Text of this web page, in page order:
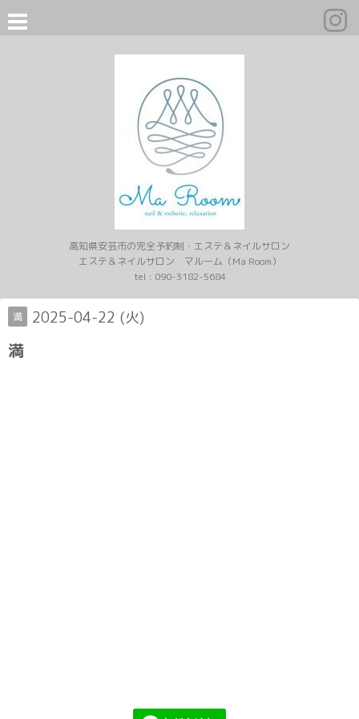
高知県安芸市の完全予約制・エステ＆ネイルサロン
エステ＆ネイルサロン マルーム（Ma Room）
tel : 090-3182-5684
満 2025-04-22 (火)
満